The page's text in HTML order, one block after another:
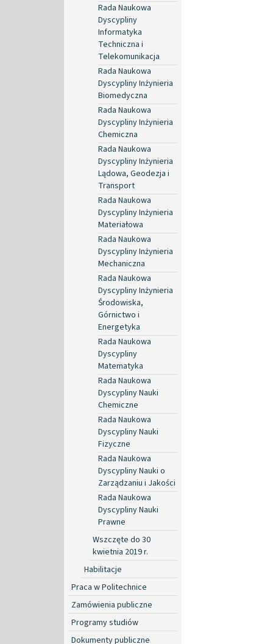
Rada Naukowa
Dyscypliny
Informatyka
Techniczna i
Telekomunikacja
Rada Naukowa
Dyscypliny Inżynieria
Biomedyczna
Rada Naukowa
Dyscypliny Inżynieria
Chemiczna
Rada Naukowa
Dyscypliny Inżynieria
Lądowa, Geodezja i
Transport
Rada Naukowa
Dyscypliny Inżynieria
Materiałowa
Rada Naukowa
Dyscypliny Inżynieria
Mechaniczna
Rada Naukowa
Dyscypliny Inżynieria
Środowiska,
Górnictwo i
Energetyka
Rada Naukowa
Dyscypliny
Matematyka
Rada Naukowa
Dyscypliny Nauki
Chemiczne
Rada Naukowa
Dyscypliny Nauki
Fizyczne
Rada Naukowa
Dyscypliny Nauki o
Zarządzaniu i Jakości
Rada Naukowa
Dyscypliny Nauki
Prawne
Wszczęte do 30
kwietnia 2019 r.
Habilitacje
Praca w Politechnice
Zamówienia publiczne
Programy studiów
Dokumenty publiczne